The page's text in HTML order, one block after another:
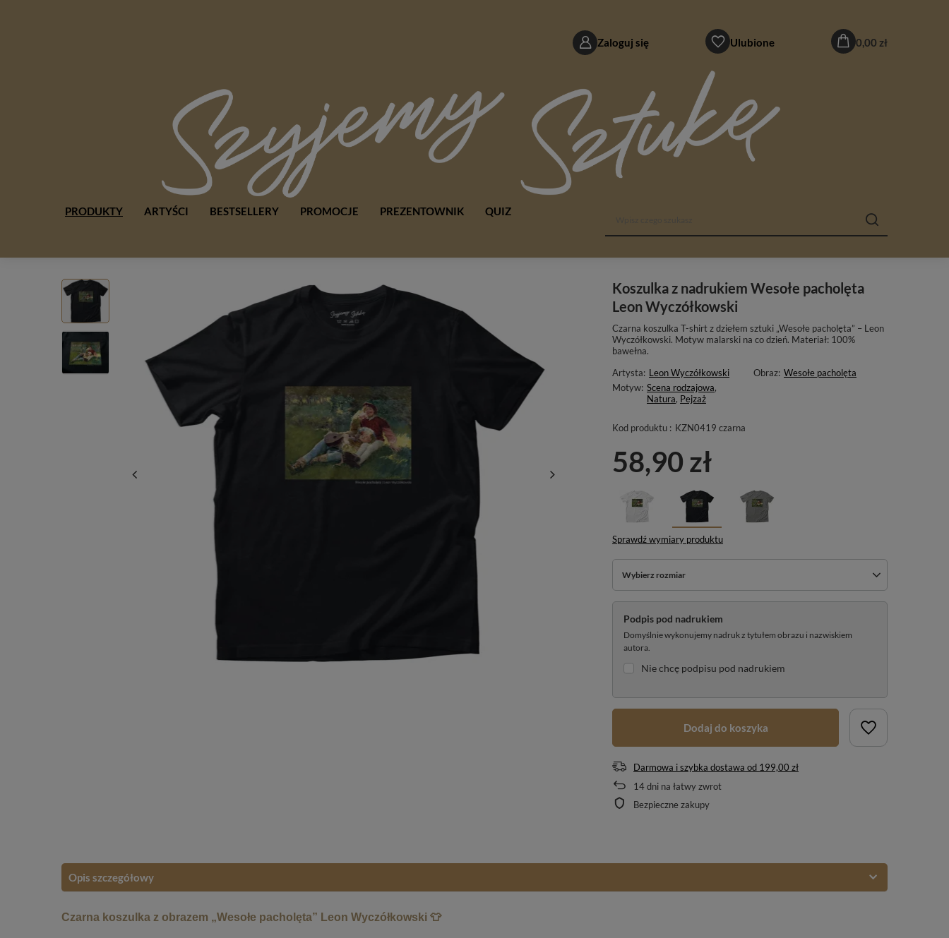
Zaloguj się Ulubione 0,00 zł
PRODUKTY ARTYŚCI BESTSELLERY PROMOCJE PREZENTOWNIK QUIZ
Koszulka z nadrukiem Wesołe pacholęta
Leon Wyczółkowski
Czarna koszulka T-shirt z dziełem sztuki „Wesołe pacholęta” – Leon
Wyczółkowski. Motyw malarski na co dzień. Materiał: 100%
bawełna.
Artysta: Leon Wyczółkowski Obraz: Wesołe pacholęta
Motyw: Scena rodzajowa,
Natura, Pejzaż
Kod produktu : KZN0419 czarna
58,90 zł
Sprawdź wymiary produktu
Wybierz rozmiar
Podpis pod nadrukiem
Domyślnie wykonujemy nadruk z tytułem obrazu i nazwiskiem
autora.
Nie chcę podpisu pod nadrukiem
Dodaj do koszyka
Darmowa i szybka dostawa od 199,00 zł
14dni na łatwy zwrot
Bezpieczne zakupy
Opis szczegółowy
Czarna koszulka z obrazem „Wesołe pacholęta” Leon Wyczółkowski 👕